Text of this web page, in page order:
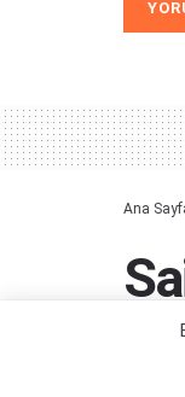
Ana